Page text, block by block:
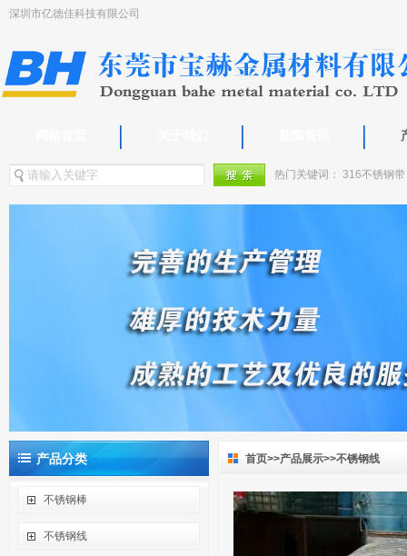
深圳市亿德佳科技有限公司
热门关键词： 316不锈钢带
产品分类
不锈钢棒
不锈钢线
首页>>产品展示>>不锈钢线